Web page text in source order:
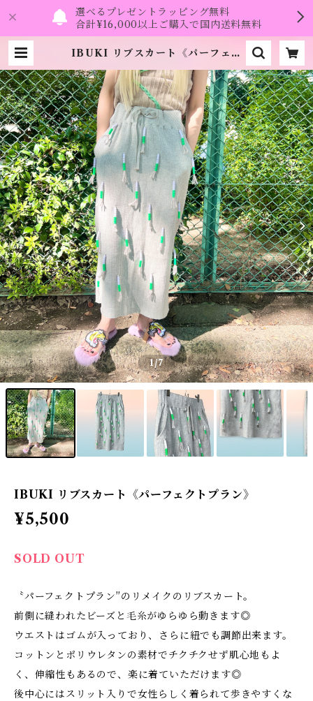
選べるプレゼントラッピング無料
合計¥16,000以上ご購入で国内送料無料
IBUKI リブスカート《パーフェク
1/7
IBUKI リブスカート《パーフェクトプラン》
¥5,500
SOLD OUT
〝パーフェクトプラン″のリメイクのリブスカート。
前側に縫われたビーズと毛糸がゆらゆら動きます◎
ウエストはゴムが入っており、さらに紐でも調節出来ます。
コットンとポリウレタンの素材でチクチクせず肌心地もよ
く、伸縮性もあるので、楽に着ていただけます◎
後中心にはスリット入りで女性らしく着られて歩きやすくな